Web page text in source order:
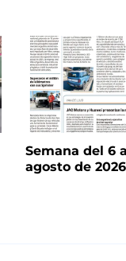
Semana del 6
agosto de 2026